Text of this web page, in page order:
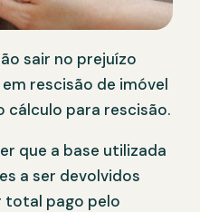
sair no prejuízo
rescisão de imóvel
cálculo para rescisão.
que a base utilizada
a ser devolvidos
total pago pelo